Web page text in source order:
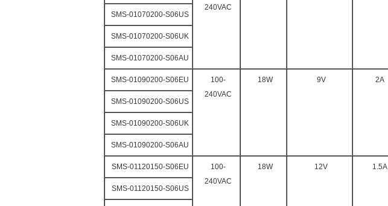
240VAC
SMS-01070200-S06US
SMS-01070200-S06UK
SMS-01070200-S06AU
SMS-01090200-S06EU
100-
240VAC
18W 9V 2A
SMS-01090200-S06US
SMS-01090200-S06UK
SMS-01090200-S06AU
SMS-01120150-S06EU
100-
240VAC
18W 12V 1.5A
SMS-01120150-S06US